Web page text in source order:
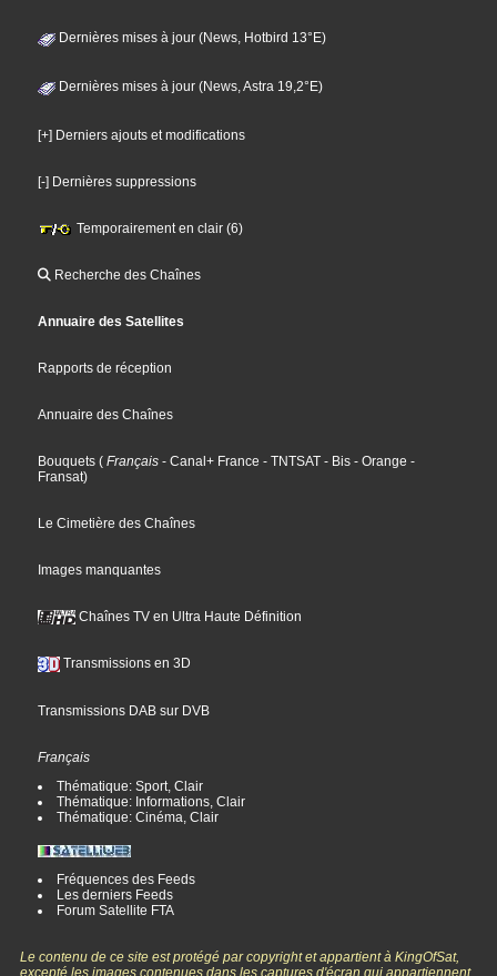
Dernières mises à jour (News, Hotbird 13°E)
Dernières mises à jour (News, Astra 19,2°E)
[+] Derniers ajouts et modifications
[-] Dernières suppressions
Temporairement en clair (6)
Recherche des Chaînes
Annuaire des Satellites
Rapports de réception
Annuaire des Chaînes
Bouquets ( Français - Canal+ France - TNTSAT - Bis - Orange -
Fransat)
Le Cimetière des Chaînes
Images manquantes
Chaînes TV en Ultra Haute Définition
Transmissions en 3D
Transmissions DAB sur DVB
Français
Thématique: Sport, Clair
Thématique: Informations, Clair
Thématique: Cinéma, Clair
Fréquences des Feeds
Les derniers Feeds
Forum Satellite FTA
Le contenu de ce site est protégé par copyright et appartient à KingOfSat,
excepté les images contenues dans les captures d'écran qui appartiennent